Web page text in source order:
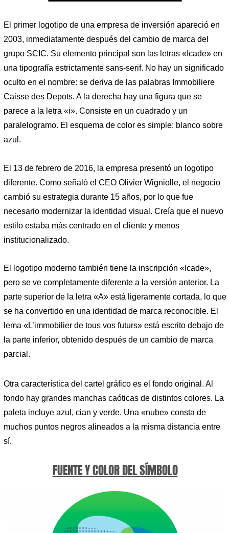
El primer logotipo de una empresa de inversión apareció en
2003, inmediatamente después del cambio de marca del
grupo SCIC. Su elemento principal son las letras «Icade» en
una tipografía estrictamente sans-serif. No hay un significado
oculto en el nombre: se deriva de las palabras Immobiliere
Caisse des Depots. A la derecha hay una figura que se
parece a la letra «i». Consiste en un cuadrado y un
paralelogramo. El esquema de color es simple: blanco sobre
azul.
El 13 de febrero de 2016, la empresa presentó un logotipo
diferente. Como señaló el CEO Olivier Wigniolle, el negocio
cambió su estrategia durante 15 años, por lo que fue
necesario modernizar la identidad visual. Creía que el nuevo
estilo estaba más centrado en el cliente y menos
institucionalizado.
El logotipo moderno también tiene la inscripción «Icade»,
pero se ve completamente diferente a la versión anterior. La
parte superior de la letra «A» está ligeramente cortada, lo que
se ha convertido en una identidad de marca reconocible. El
lema «L’immobilier de tous vos futurs» está escrito debajo de
la parte inferior, obtenido después de un cambio de marca
parcial.
Otra característica del cartel gráfico es el fondo original. Al
fondo hay grandes manchas caóticas de distintos colores. La
paleta incluye azul, cian y verde. Una «nube» consta de
muchos puntos negros alineados a la misma distancia entre
sí.
FUENTE Y COLOR DEL SÍMBOLO